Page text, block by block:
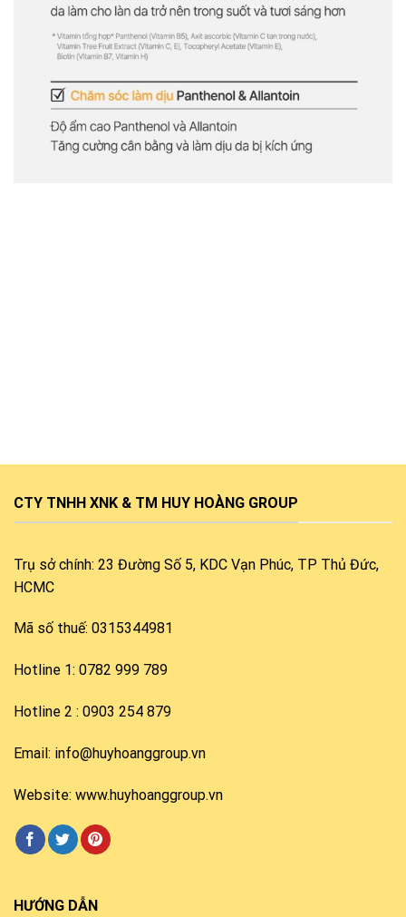
CTY TNHH XNK & TM HUY HOÀNG GROUP
Trụ sở chính: 23 Đường Số 5, KDC Vạn Phúc, TP Thủ Đức,
HCMC
Mã số thuế: 0315344981
Hotline 1: 0782 999 789
Hotline 2 : 0903 254 879
Email: info@huyhoanggroup.vn
Website: www.huyhoanggroup.vn
HƯỚNG DẪN